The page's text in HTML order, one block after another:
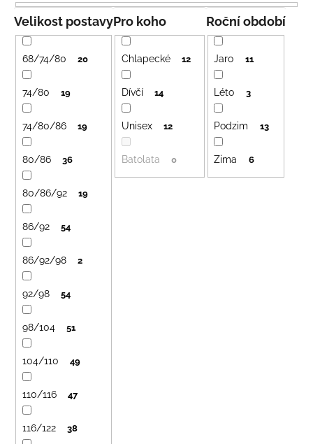
n
í
p
o
d
u
ů
Pro koho
Chlapecké 12
Dívčí 14
Unisex 12
Batolata 0
Roční období
Jaro 11
Léto 3
Podzim 13
Zima 6
Velikost postavy
68/74/80 20
74/80 19
74/80/86 19
80/86 36
80/86/92 19
86/92 54
86/92/98 2
92/98 54
98/104 51
104/110 49
110/116 47
116/122 38
p
o
r
m
LETNÍ
RYCHLESCHNOUCÍ
KALHOTY
TYRKYSOVÉ
KORÁLKY
695
Kč